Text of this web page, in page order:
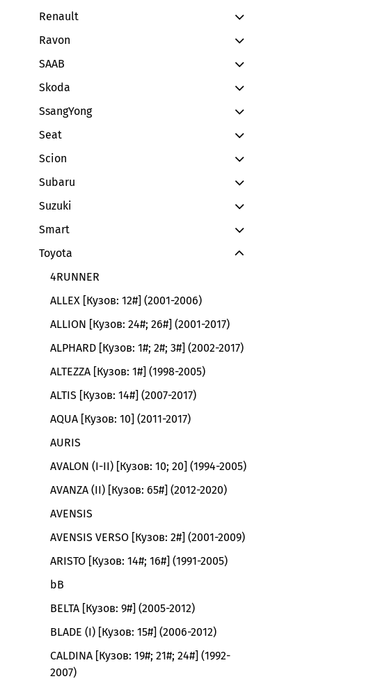
Renault
Ravon
SAAB
Skoda
SsangYong
Seat
Scion
Subaru
Suzuki
Smart
Toyota
4RUNNER
ALLEX [Кузов: 12#] (2001-2006)
ALLION [Кузов: 24#; 26#] (2001-2017)
ALPHARD [Кузов: 1#; 2#; 3#] (2002-2017)
ALTEZZA [Кузов: 1#] (1998-2005)
ALTIS [Кузов: 14#] (2007-2017)
AQUA [Кузов: 10] (2011-2017)
AURIS
AVALON (I-II) [Кузов: 10; 20] (1994-2005)
AVANZA (II) [Кузов: 65#] (2012-2020)
AVENSIS
AVENSIS VERSO [Кузов: 2#] (2001-2009)
ARISTO [Кузов: 14#; 16#] (1991-2005)
bB
BELTA [Кузов: 9#] (2005-2012)
BLADE (I) [Кузов: 15#] (2006-2012)
CALDINA [Кузов: 19#; 21#; 24#] (1992-
2007)